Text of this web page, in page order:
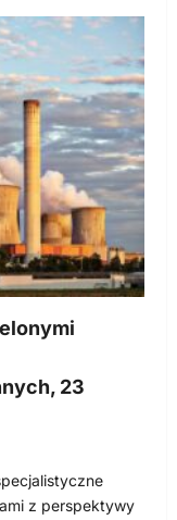
23
z perspektywy